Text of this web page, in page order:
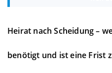
Heirat nach Scheidung –
benötigt und ist eine Frist